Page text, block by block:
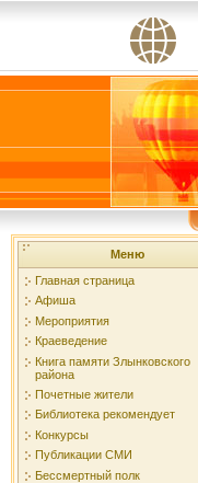
Меню
Главная страница
Афиша
Мероприятия
Краеведение
Книга памяти Злынковского
района
Почетные жители
Библиотека рекомендует
Конкурсы
Публикации СМИ
Бессмертный полк